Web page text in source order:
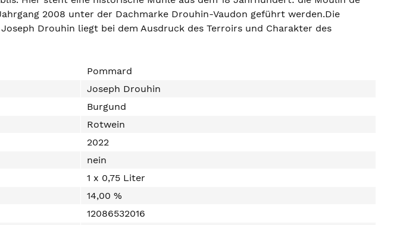
2008 unter der Dachmarke Drouhin-Vaudon geführt werden.Die
Drouhin liegt bei dem Ausdruck des Terroirs und Charakter des
Pommard
Joseph Drouhin
Burgund
Rotwein
2022
nein
1 x 0,75 Liter
14,00 %
12086532016